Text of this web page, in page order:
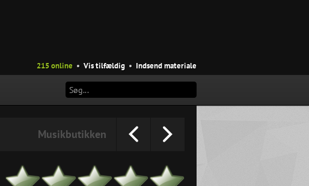
215 online • Vis tilfældig • Indsend materiale
Musikbutikken